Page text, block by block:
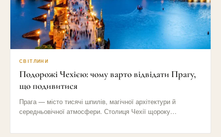
СВІТЛИНИ
Подорожі Чехією: чому варто відвідати Прагу,
що подивитися
Прага — місто тисячі шпилів, магічної архітектури й
середньовічної атмосфери. Столиця Чехії щороку